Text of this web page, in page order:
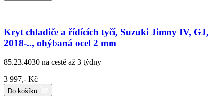
Kryt chladiče a řídících tyčí, Suzuki Jimny IV, GJ,
2018-.., ohýbaná ocel 2 mm
85.23.4030 na cestě až 3 týdny
3 997,- Kč
Do košíku